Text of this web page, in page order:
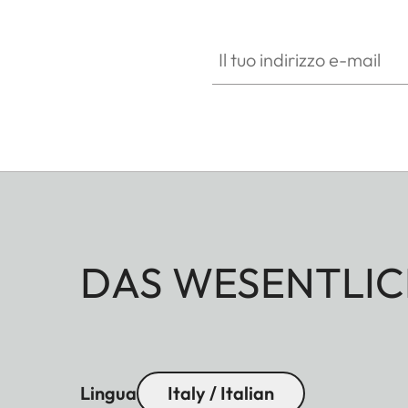
DAS
Lingua Italy / Italian